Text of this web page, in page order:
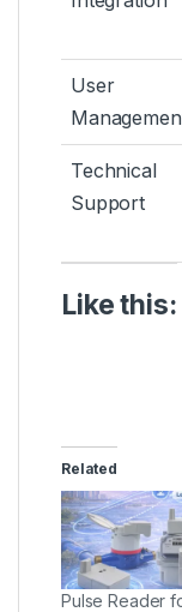
User
Technical
Support
Like this:
Related
Pulse Reader